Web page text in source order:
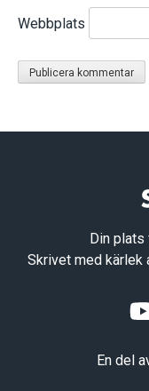
Webbplats
Din plats
Skrivet med kärlek
En del